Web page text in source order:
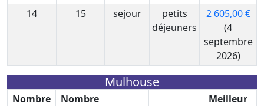
14
15 sejour
petits
déjeuners
2 605,00 €
(4
septembre
2026)
Mulhouse
Nombre
Nombre
Meilleur